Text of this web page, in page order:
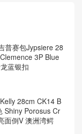
普赛包Jypsiere 28
3P Blue
蓝银扣
28cm CK14 B
Shiny Porosus Cr
面倒V 澳洲湾鳄